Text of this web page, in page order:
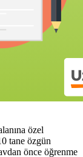
özel
tane özgün
önce öğrenme